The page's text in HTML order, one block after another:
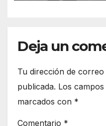
Deja un
Tu dirección de
publicada. Los
marcados con *
Comentario *